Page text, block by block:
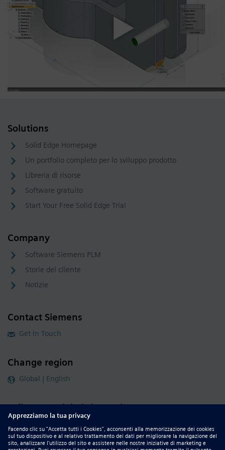
Solutions
Solid Edge Homepage
Un portfolio completo per lo sviluppo prodotto
Libreria di risorse
Software gratuito
Start Your Free Solid Edge Trial
Company
Software Siemens PLM
Storie del cliente
Notizie
Contact Siemens
Get in Touch
Change region
Global | English
Follow our global channels